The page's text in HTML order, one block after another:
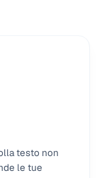
testo non
le tue